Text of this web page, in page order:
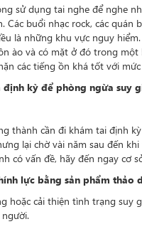
sử dụng tai nghe để nghe
Các buổi nhạc rock, các quán
là những khu vực nguy
ào và có mặt ở đó trong
các tiếng ồn khá tốt với
định kỳ để phòng ngừa suy
thành cần đi khám tai định
lại chờ vài năm sau đến
có vấn đề, hãy đến ngay cơ
lực bằng sản phẩm thảo
hoặc cải thiện tình trạng suy